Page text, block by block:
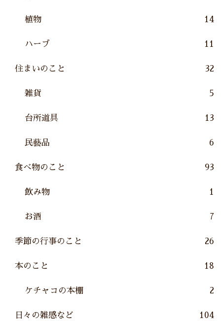
植物 14
ハーブ 11
住まいのこと 32
雑貨 5
台所道具 13
民藝品 6
食べ物のこと 93
飲み物 1
お酒 7
季節の行事のこと 26
本のこと 18
ケチャコの本棚 2
日々の雑感など 104